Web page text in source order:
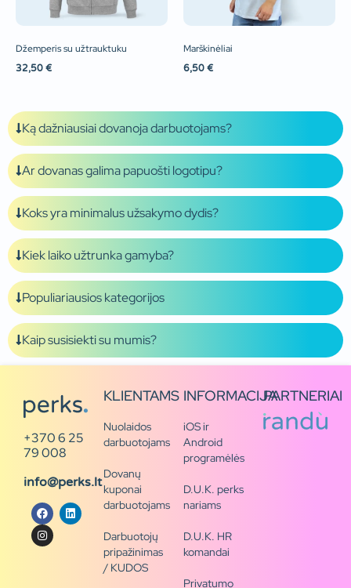
Džemperis su užtrauktuku
32,50 €
Marškinėliai
6,50 €
Ką dažniausiai dovanoja darbuotojams?
Ar dovanas galima papuošti logotipu?
Koks yra minimalus užsakymo dydis?
Kiek laiko užtrunka gamyba?
Populiariausios kategorijos
Kaip susisiekti su mumis?
+370 6 25
79 008
info@perks.lt
KLIENTAMS
Nuolaidos
darbuotojams
Dovanų
kuponai
darbuotojams
Darbuotojų
pripažinimas
/ KUDOS
INFORMACIJA
iOS ir
Android
programėlės
D.U.K. perks
nariams
D.U.K. HR
komandai
Privatumo
PARTNERIAI